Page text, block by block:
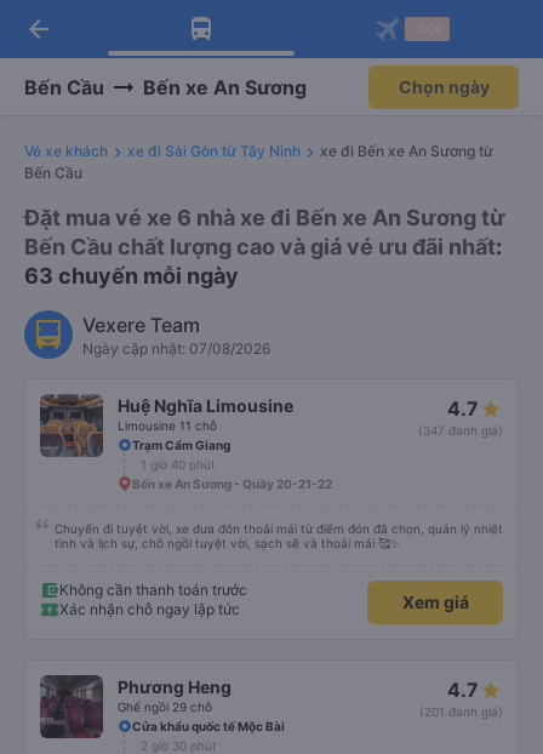
Tải app Vexere ngay!
Nhận ưu đãi thành viên độc
Mở app
Tải app Vexere
-30k/ghế khi đặt vé máy bay qua
Mở app
arrow_back
Bến Cầu Bến xe An Sương Chọn ngày
Vé xe khách xe đi Sài Gòn từ Tây Ninh
xe đi Bến xe An Sương từ
Bến Cầu
Đặt mua vé xe 6 nhà xe đi Bến xe An Sương từ
Bến Cầu chất lượng cao và giá vé ưu đãi nhất:
63 chuyến mỗi ngày
Vexere Team
Ngày cập nhật: 07/08/2026
Huệ Nghĩa Limousine
Limousine 11 chỗ
4.7
(347 đánh giá)
Trạm Cẩm Giang
1 giờ 40 phút
Bến xe An Sương - Quầy 20-21-22
Chuyến đi tuyệt vời, xe đưa đón thoải mái từ điểm đón đã chọn, quản lý nhiệt
tình và lịch sự, chỗ ngồi tuyệt vời, sạch sẽ và thoải mái 🥰✨
Không cần thanh toán trước
Xác nhận chỗ ngay lập tức
Xem giá
Phương Heng
Ghế ngồi 29 chỗ
4.7
(201 đánh giá)
Cửa khẩu quốc tế Mộc Bài
2 giờ 30 phút